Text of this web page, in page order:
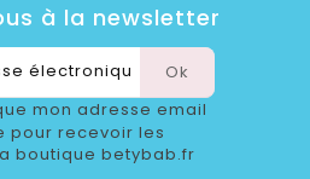
à la newsletter
mon adresse email
pour recevoir les
boutique betybab.fr